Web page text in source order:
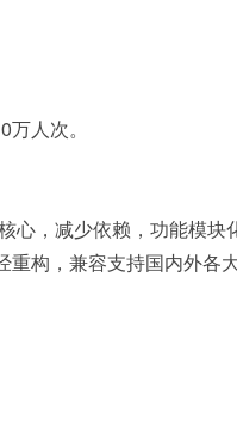
人次。
心，减少依赖，功能模块
构，兼容支持国内外各